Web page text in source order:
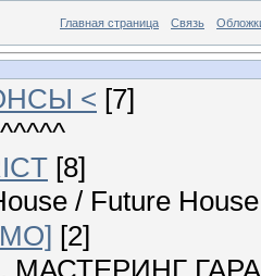
Главная страница Связь
< [7]
[8]
/ Future
[2]